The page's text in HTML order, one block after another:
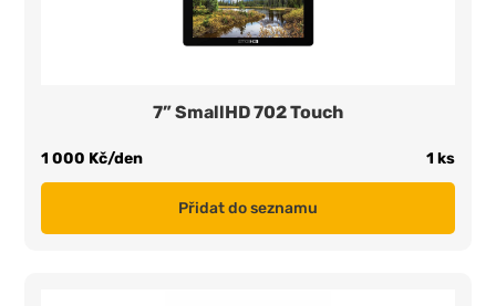
7” SmallHD 702 Touch
1 000 Kč/den 1 ks
Přidat do seznamu